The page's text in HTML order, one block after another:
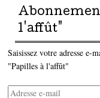
l'affût"
Saisissez votre adresse e-
"Papilles à l'affût"
Adresse